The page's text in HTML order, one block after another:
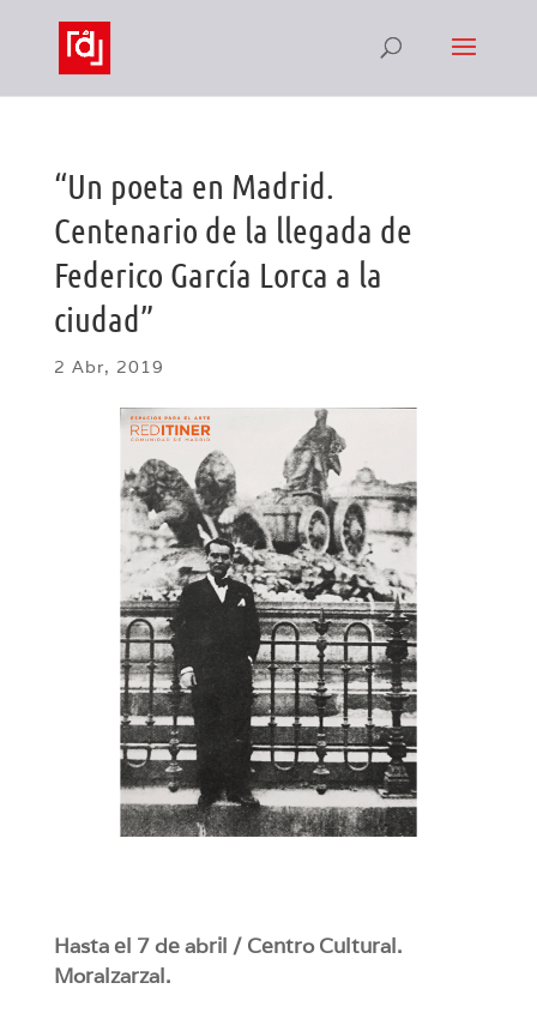
“Un poeta en Madrid.
Centenario de la llegada de
Federico García Lorca a la
ciudad”
2 Abr, 2019
Hasta el 7 de abril / Centro Cultural.
Moralzarzal.